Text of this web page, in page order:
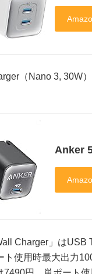
（Nano 3, 30W
Anker
Charger」はUSB
ト使用時最大出力